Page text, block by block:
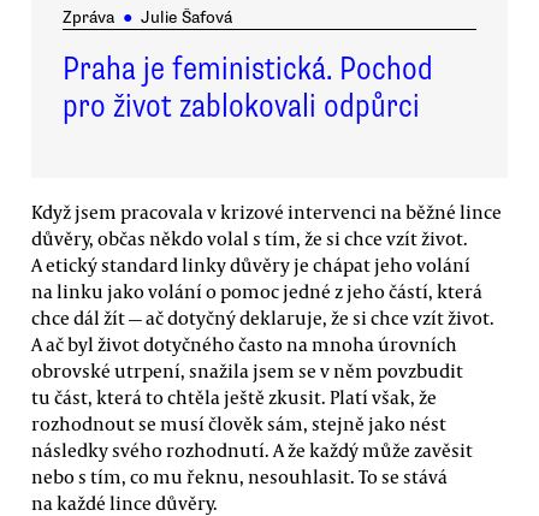
Zpráva ● Julie Šafová
Praha je feministická. Pochod
pro život zablokovali odpůrci
Když jsem pracovala v krizové intervenci na běžné lince
důvěry, občas někdo volal s tím, že si chce vzít život.
A etický standard linky důvěry je chápat jeho volání
na linku jako volání o pomoc jedné z jeho částí, která
chce dál žít — ač dotyčný deklaruje, že si chce vzít život.
A ač byl život dotyčného často na mnoha úrovních
obrovské utrpení, snažila jsem se v něm povzbudit
tu část, která to chtěla ještě zkusit. Platí však, že
rozhodnout se musí člověk sám, stejně jako nést
následky svého rozhodnutí. A že každý může zavěsit
nebo s tím, co mu řeknu, nesouhlasit. To se stává
na každé lince důvěry.